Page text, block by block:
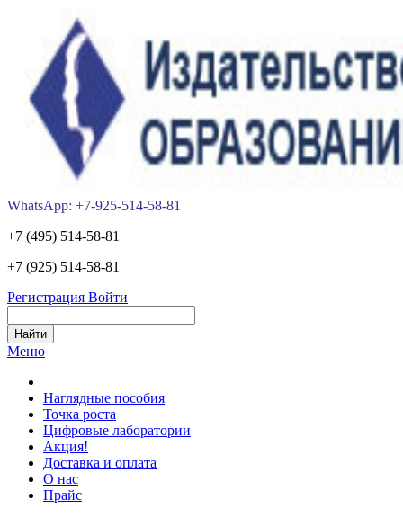
WhatsApp: +7-925-514-58-81
+7 (495) 514-58-81
+7 (925) 514-58-81
Регистрация Войти
Меню
Наглядные пособия
Точка роста
Цифровые лаборатории
Акция!
Доставка и оплата
О нас
Прайс